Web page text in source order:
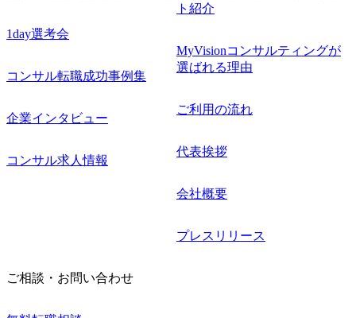
1day選考会
コンサル転職成功事例集
企業インタビュー
コンサル求人情報
ト紹介
MyVisionコンサルティングが
選ばれる理由
ご利用の流れ
代表挨拶
会社概要
プレスリリース
ご相談・お問い合わせ